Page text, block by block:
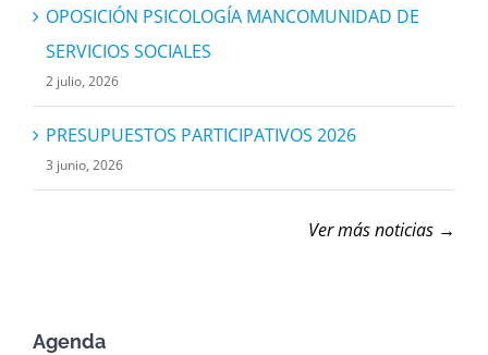
OPOSICIÓN PSICOLOGÍA MANCOMUNIDAD DE
SERVICIOS SOCIALES
2 julio, 2026
PRESUPUESTOS PARTICIPATIVOS 2026
3 junio, 2026
Ver más noticias →
Agenda